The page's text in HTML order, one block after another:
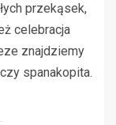
przekąsek,
celebracja
znajdziemy
spanakopita.